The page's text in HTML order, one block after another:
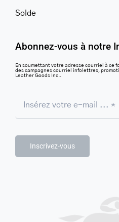
Solde
Abonnez-vous à notre
En soumettant votre adresse courriel à ce
des campagnes courriel infolettres,
Leather Goods Inc..
Inscrivez-vous